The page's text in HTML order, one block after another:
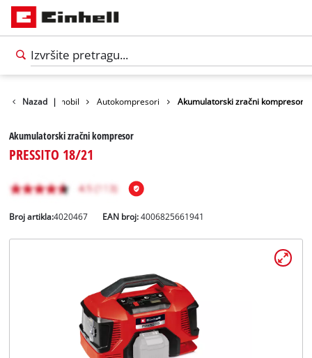
Nazad |
Alati za automobil Autokompresori Akumulatorski zračni kompresor
Akumulatorski zračni kompresor
PRESSITO 18/21
Broj artikla:4020467 EAN broj:4006825661941